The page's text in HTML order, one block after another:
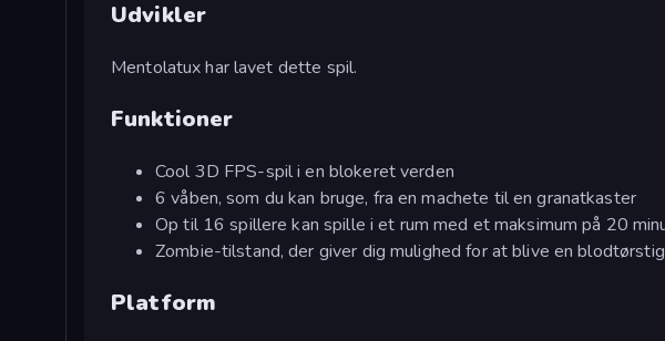
Udvikler
Mentolatux har lavet dette spil.
Funktioner
Cool 3D FPS-spil i en blokeret verden
6 våben, som du kan bruge, fra en machete til en granatkaster
Op til 16 spillere kan spille i et rum med et maksimum på 20
Zombie-tilstand, der giver dig mulighed for at blive en
Platform